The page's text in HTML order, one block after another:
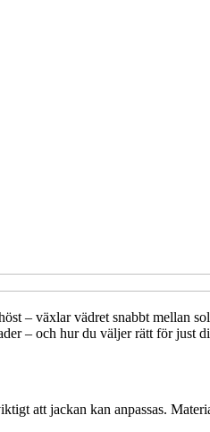
– växlar vädret snabbt mellan
– och hur du väljer rätt för just
att jackan kan anpassas.